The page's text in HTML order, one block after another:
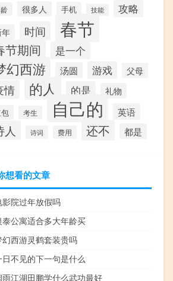
很多人 手机 技能 攻略
年 时间 春节
节期间 是一个
幻西游 汤圆 游戏 父母
情 的人 的是 礼物
考生 自己的 英语
人 诗词 费用 还不 都是
想看的文章
影院过年放假吗
泰公寓适合多大年龄买
幻西游灵鹤套装贵吗
日不见的下一句是什么
雨江湖田鹏学什么武功最好